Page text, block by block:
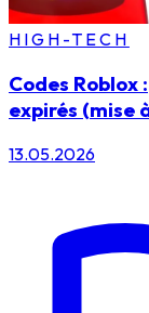
HIGH-TECH
Codes
expirés (mise
13.05.2026